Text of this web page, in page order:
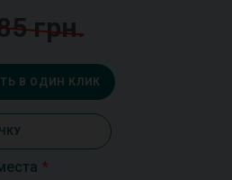
грн.
В ОДИН КЛИК